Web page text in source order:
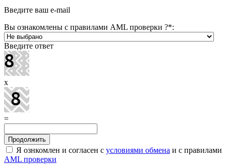
Введите ваш e-mail
Вы ознакомлены с правилами AML проверки ?*:
Введите ответ
x
=
Я ознкомлен и согласен с условиями обмена и с правилами
AML проверки